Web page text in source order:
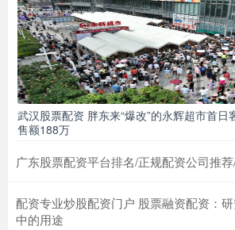
武汉股票配资 胖东来“爆改”的永辉超市首日
售额188万
广东股票配资平台排名/正规配资公司推
配资专业炒股配资门户 股票融资配资：
中的用途